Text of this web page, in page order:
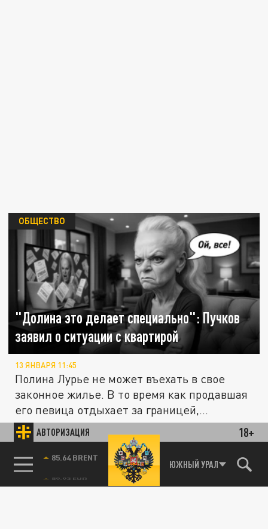
АВТОРИЗАЦИЯ 18+
85.64 BRENT ЮЖНЫЙ УРАЛ
"Долина это делает специально": Пучков
заявил о ситуации с квартирой
ОБЩЕСТВО
13 ЯНВАРЯ 11:45
Полина Лурье не может въехать в свое
законное жилье. В то время как продавшая
его певица отдыхает за границей,...
ОБЩЕСТВО